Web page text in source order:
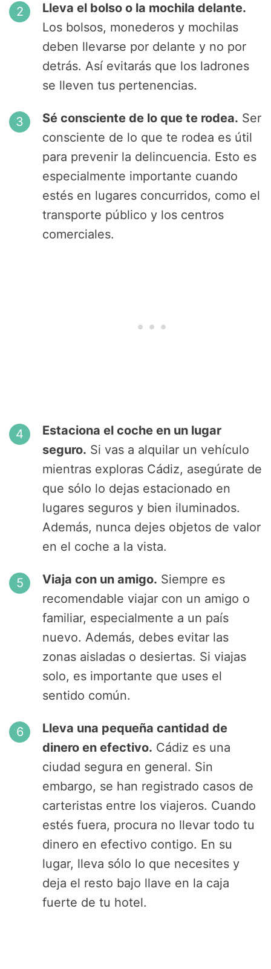
Lleva el bolso o la mochila delante.
Los bolsos, monederos y mochilas
deben llevarse por delante y no por
detrás. Así evitarás que los ladrones
se lleven tus pertenencias.
Sé consciente de lo que te rodea. Ser
consciente de lo que te rodea es útil
para prevenir la delincuencia. Esto es
especialmente importante cuando
estés en lugares concurridos, como el
transporte público y los centros
comerciales.
Estaciona el coche en un lugar
seguro. Si vas a alquilar un vehículo
mientras exploras Cádiz, asegúrate de
que sólo lo dejas estacionado en
lugares seguros y bien iluminados.
Además, nunca dejes objetos de valor
en el coche a la vista.
Viaja con un amigo. Siempre es
recomendable viajar con un amigo o
familiar, especialmente a un país
nuevo. Además, debes evitar las
zonas aisladas o desiertas. Si viajas
solo, es importante que uses el
sentido común.
Lleva una pequeña cantidad de
dinero en efectivo. Cádiz es una
ciudad segura en general. Sin
embargo, se han registrado casos de
carteristas entre los viajeros. Cuando
estés fuera, procura no llevar todo tu
dinero en efectivo contigo. En su
lugar, lleva sólo lo que necesites y
deja el resto bajo llave en la caja
fuerte de tu hotel.